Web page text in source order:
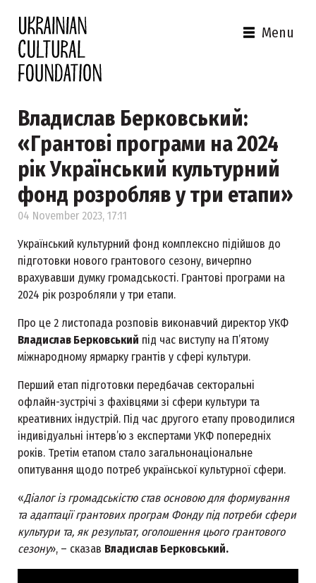
Menu
Владислав Берковський:
«Грантові програми на 2024
рік Український культурний
фонд розробляв у три етапи»
04 November 2023, 17:11
Український культурний фонд комплексно підійшов до
підготовки нового грантового сезону, вичерпно
врахувавши думку громадськості. Грантові програми на
2024 рік розробляли у три етапи.
Про це 2 листопада розповів виконавчий директор УКФ
Владислав Берковський під час виступу на П’ятому
міжнародному ярмарку грантів у сфері культури.
Перший етап підготовки передбачав секторальні
офлайн-зустрічі з фахівцями зі сфери культури та
креативних індустрій. Під час другого етапу проводилися
індивідуальні інтерв’ю з експертами УКФ попередніх
років. Третім етапом стало загальнонаціональне
опитування щодо потреб української культурної сфери.
«Діалог із громадськістю став основою для формування
та адаптації грантових програм Фонду під потреби сфери
культури та, як результат, оголошення цього грантового
сезону», – сказав Владислав Берковський.